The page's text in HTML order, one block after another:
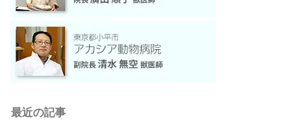
最近の記事